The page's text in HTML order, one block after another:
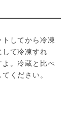
してから冷凍
て冷凍すれ
。冷蔵と比べ
ください。